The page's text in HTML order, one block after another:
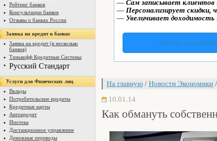
Рейтинг банков
Консультации банков
Отзывы о банках России
Заявка на кредит в банки:
Заявка на кредит (в несколько
банков)
Тинькофф Кредитные Системы
Русский Стандарт
Услуги для Физических лиц
Вклады
Потребительские кредиты
Кредитные карты
Автокредит
Ипотека
Дистанционное управление
Денежные переводы
— Сам записывает
— Персонализирует скидки,
— Увеличивает
Начать
На главную / Новости Экономики /
10.01.14
Как обмануть